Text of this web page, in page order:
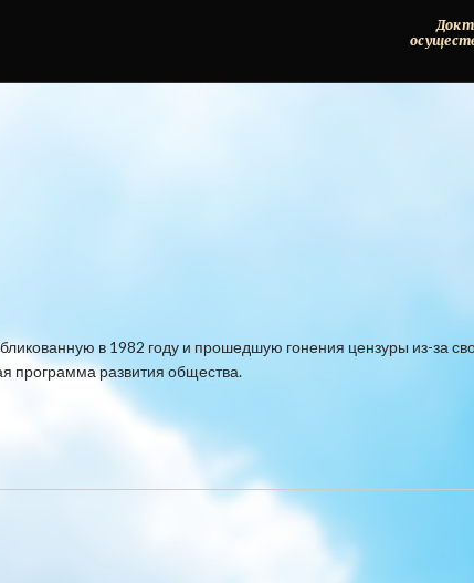
в 1982 году и прошедшую гонения цензуры из-за
программа развития общества.